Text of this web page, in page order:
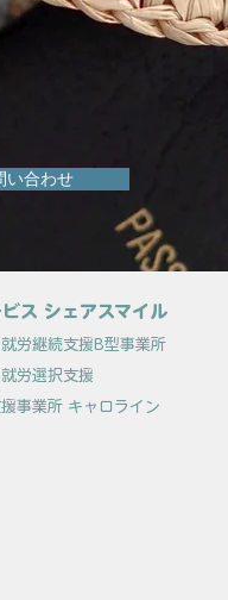
い合わせ
ス シェアスマイル
就労継続支援B型事業所
就労選択支援
事業所 キャロライン